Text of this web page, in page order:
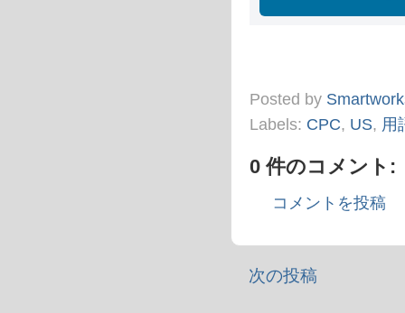
Posted by
Labels: CPC, US, 用
0 件のコメント:
コメントを投稿
次の投稿